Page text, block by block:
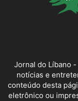
Jornal do Líbano
notícias e
conteúdo desta
eletrônico ou